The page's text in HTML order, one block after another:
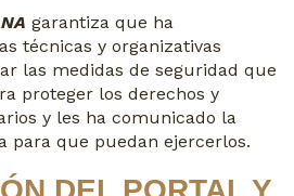
garantiza que ha
técnicas y organizativas
las medidas de seguridad que
proteger los derechos y
y les ha comunicado la
para que puedan ejercerlos.